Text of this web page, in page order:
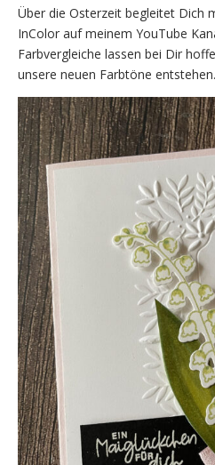
Über die Osterzeit begleitet Dich
InColor auf meinem YouTube
Farbvergleiche lassen bei Dir
unsere neuen Farbtöne entstehen.